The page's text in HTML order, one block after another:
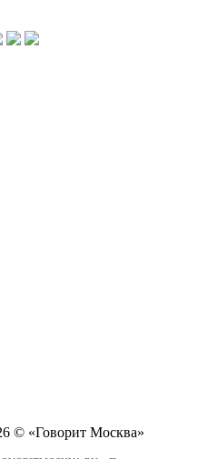
© «Говорит Москва»